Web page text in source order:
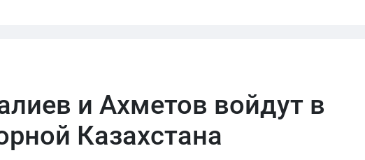
и Ахметов войдут в
Казахстана